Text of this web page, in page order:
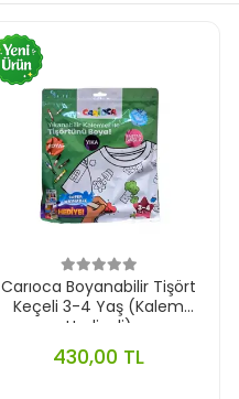
Carıoca Boyanabilir Tişört
Keçeli 3-4 Yaş (Kalem
Hediyeli)
430,00 TL